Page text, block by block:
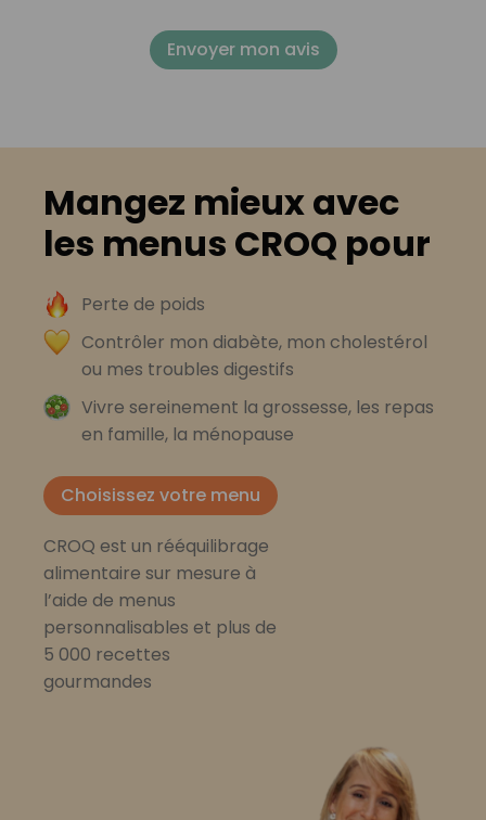
Envoyer mon avis
Mangez mieux avec
les menus CROQ pour
Perte de poids
Contrôler mon diabète, mon cholestérol
ou mes troubles digestifs
Vivre sereinement la grossesse, les repas
en famille, la ménopause
Choisissez votre menu
CROQ est un rééquilibrage
alimentaire sur mesure à
l’aide de menus
personnalisables et plus de
5 000 recettes
gourmandes